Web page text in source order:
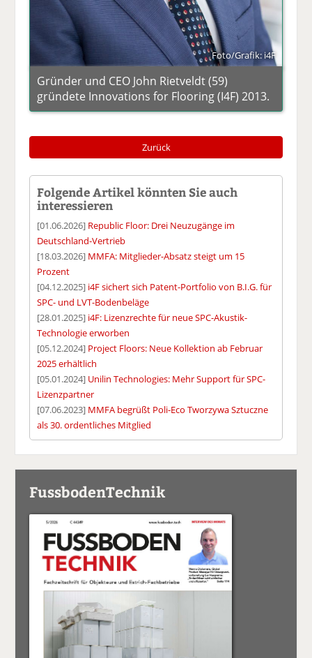
Foto/Grafik: i4F
Gründer und CEO John Rietveldt (59)
gründete Innovations for Flooring (I4F) 2013.
Zurück
Folgende Artikel könnten Sie auch
interessieren
[01.06.2026] Republic Floor: Drei Neuzugänge im
Deutschland-Vertrieb
[18.03.2026] MMFA: Mitglieder-Absatz steigt um 15
Prozent
[04.12.2025] i4F sichert sich Patent-Portfolio von B.I.G. für
SPC- und LVT-Bodenbeläge
[28.01.2025] i4F: Lizenzrechte für neue SPC-Akustik-
Technologie erworben
[05.12.2024] Project Floors: Neue Kollektion ab Februar
2025 erhältlich
[05.01.2024] Unilin Technologies: Mehr Support für SPC-
Lizenzpartner
[07.06.2023] MMFA begrüßt Poli-Eco Tworzywa Sztuczne
als 30. ordentliches Mitglied
FussbodenTechnik